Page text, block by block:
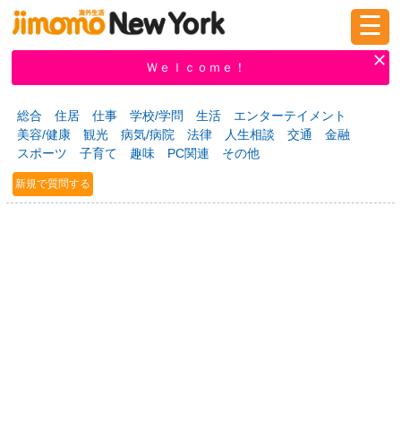
新規登録
掲示板 タウン情報 教えて！
☰
Ｗｅｌｃｏｍｅ！
総合 住居 仕事 学校/学問 生活
エンターテイメント
美容/健康
観光 病気/病院 法律 人生相談 交通
金融
スポーツ
子育て 趣味 PC関連 その他
新規で質問する